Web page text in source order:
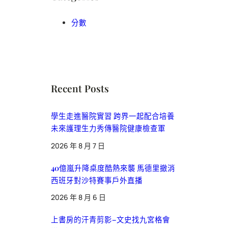
分數
Recent Posts
學生走進醫院實習 跨界一起配合培養
未來護理生力秀傳醫院健康檢查軍
2026 年 8 月 7 日
40億嵐升降桌度酷熱來襲 馬德里撤消
西班牙對沙特賽事戶外直播
2026 年 8 月 6 日
上書房的汗青剪影–文史找九宮格會